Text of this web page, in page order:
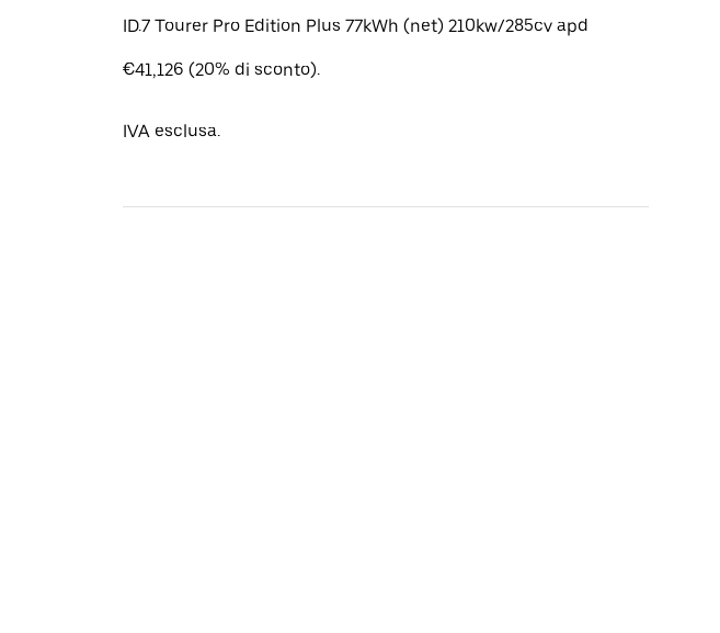
ID.7 Tourer Pro Edition Plus 77kWh (net) 210kw/285cv apd
€41,126 (20% di sconto).
IVA esclusa.